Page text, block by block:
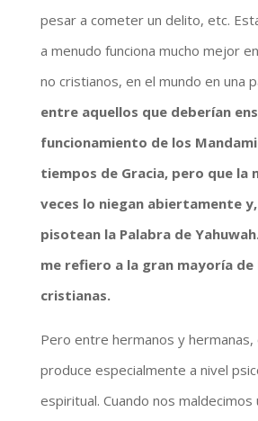
pesar a cometer un delito, etc.
a menudo funciona mucho mejor
no cristianos, en el mundo en una
entre aquellos que deberían
funcionamiento de los
tiempos de Gracia, pero que la
veces lo niegan abiertamente
pisotean la Palabra de
me refiero a la gran mayoría de
cristianas.
Pero entre hermanos y hermanas,
produce especialmente a nivel
espiritual. Cuando nos